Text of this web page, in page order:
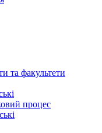
та факультети
процес